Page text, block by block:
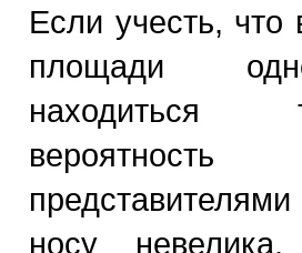
Если учесть,
площади
находиться
носу